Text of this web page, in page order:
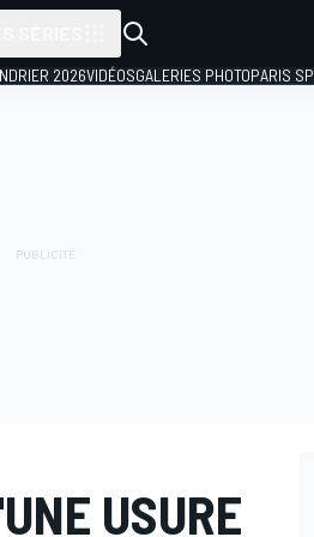
2026VIDÉOSGALERIES PHOTOPARIS
USURE